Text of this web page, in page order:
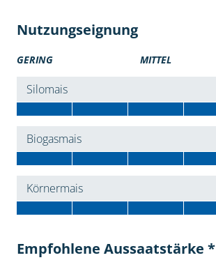
Nutzungseignung
GERING MITTEL
Silomais
Biogasmais
Körnermais
Empfohlene Aussaatstärke *